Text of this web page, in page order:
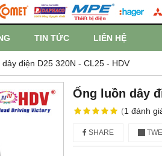
TIN TỨC LIÊN HỆ
điện D25 320N - CL25 - HDV
Ống luồn dây
(1 đánh
SHARE